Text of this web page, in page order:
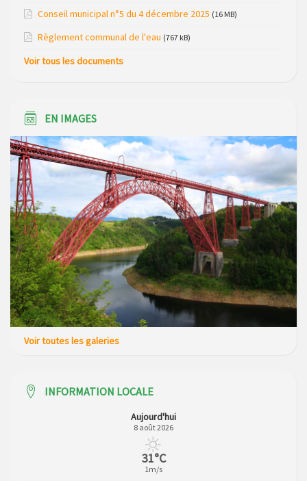
du 7 au 10 avril 2026
Conseil municipal n°5 du 4 décembre 2025 (16 MB)
Règlement communal de l'eau (767 kB)
Voir tous les documents
EN IMAGES
Voir toutes les galeries
INFORMATION LOCALE
Aujourd'hui
8 août 2026
31°C
1m/s